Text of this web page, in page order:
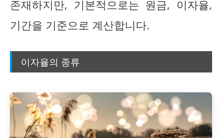
존재하지만, 기본적으로는 원금, 이자율,
기간을 기준으로 계산합니다.
이자율의 종류